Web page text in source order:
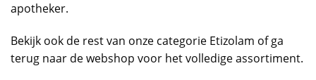
apotheker.
Bekijk ook de rest van onze categorie Etizolam of ga
terug naar dewebshop voor het volledige assortiment.